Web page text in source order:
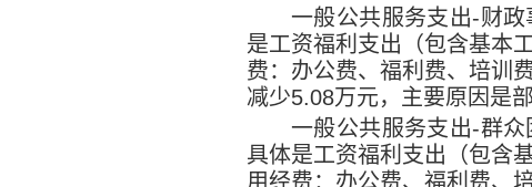
一般公共服务支出-财政
是工资福利支出（包含基本
费：办公费、福利费、培训
减少5.08万元，主要原因是
一般公共服务支出-群众
具体是工资福利支出（包含
用经费：办公费、福利费、